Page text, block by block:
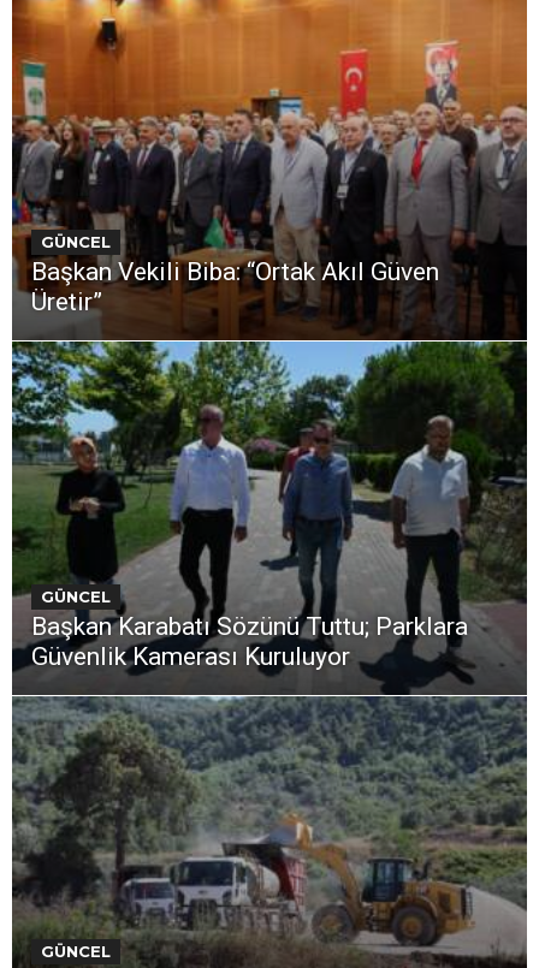
GÜNCEL
Başkan Vekili Biba: “Ortak Akıl Güven
Üretir”
GÜNCEL
Başkan Karabatı Sözünü Tuttu; Parklara
Güvenlik Kamerası Kuruluyor
GÜNCEL